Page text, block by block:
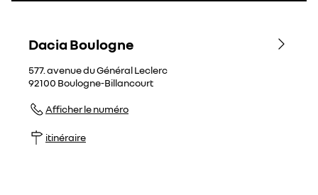
Dacia Boulogne
577. avenue du Général Leclerc
92100 Boulogne-Billancourt
Afficher le numéro
itinéraire